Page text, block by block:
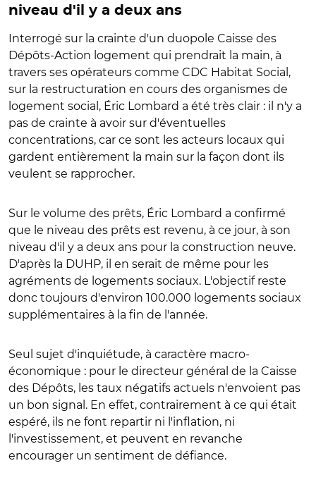
niveau d'il y a deux ans
Interrogé sur la crainte d'un duopole Caisse des
Dépôts-Action logement qui prendrait la main, à
travers ses opérateurs comme CDC Habitat Social,
sur la restructuration en cours des organismes de
logement social, Éric Lombard a été très clair : il n'y a
pas de crainte à avoir sur d'éventuelles
concentrations, car ce sont les acteurs locaux qui
gardent entièrement la main sur la façon dont ils
veulent se rapprocher.
Sur le volume des prêts, Éric Lombard a confirmé
que le niveau des prêts est revenu, à ce jour, à son
niveau d'il y a deux ans pour la construction neuve.
D'après la DUHP, il en serait de même pour les
agréments de logements sociaux. L'objectif reste
donc toujours d'environ 100.000 logements sociaux
supplémentaires à la fin de l'année.
Seul sujet d'inquiétude, à caractère macro-
économique : pour le directeur général de la Caisse
des Dépôts, les taux négatifs actuels n'envoient pas
un bon signal. En effet, contrairement à ce qui était
espéré, ils ne font repartir ni l'inflation, ni
l'investissement, et peuvent en revanche
encourager un sentiment de défiance.